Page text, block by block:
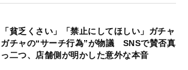
「貧乏くさい」「禁止にしてほしい」ガチャ
ガチャの“サーチ行為”が物議 SNSで賛否真
っ二つ、店舗側が明かした意外な本音